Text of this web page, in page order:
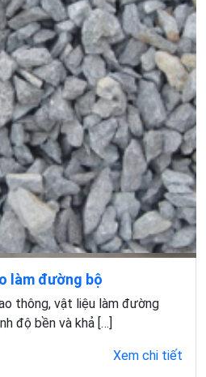
làm đường bộ
thông, vật liệu làm đường
độ bền và khả […]
Xem chi tiết